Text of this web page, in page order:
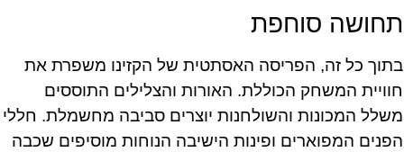
תחושה סוחפת
בתוך כל זה, הפריסה האסתטית של הקזינו משפרת את
חוויית המשחק הכוללת. האורות והצלילים התוססים
משלל המכונות והשולחנות יוצרים סביבה מחשמלת. חללי
הפנים המפוארים ופינות הישיבה הנוחות מוסיפים שכבה